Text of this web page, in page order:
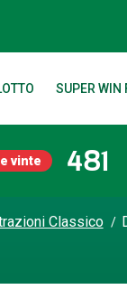
SUPER WIN
vinte 481
Classico